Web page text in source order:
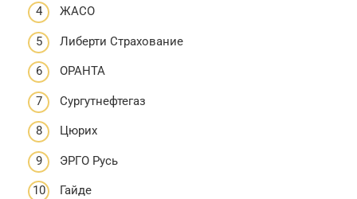
ЖАСО
Либерти Страхование
ОРАНТА
Сургутнефтегаз
Цюрих
ЭРГО Русь
Гайде